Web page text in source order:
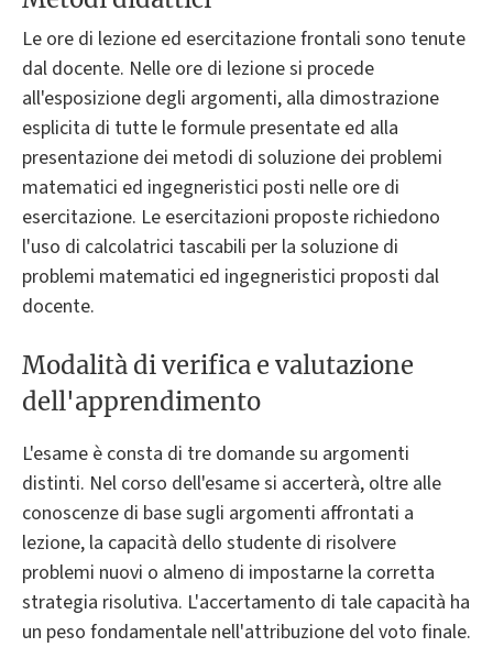
Le ore di lezione ed esercitazione frontali sono tenute
dal docente. Nelle ore di lezione si procede
all'esposizione degli argomenti, alla dimostrazione
esplicita di tutte le formule presentate ed alla
presentazione dei metodi di soluzione dei problemi
matematici ed ingegneristici posti nelle ore di
esercitazione. Le esercitazioni proposte richiedono
l'uso di calcolatrici tascabili per la soluzione di
problemi matematici ed ingegneristici proposti dal
docente.
Modalità di verifica e valutazione
dell'apprendimento
L'esame è consta di tre domande su argomenti
distinti. Nel corso dell'esame si accerterà, oltre alle
conoscenze di base sugli argomenti affrontati a
lezione, la capacità dello studente di risolvere
problemi nuovi o almeno di impostarne la corretta
strategia risolutiva. L'accertamento di tale capacità ha
un peso fondamentale nell'attribuzione del voto finale.